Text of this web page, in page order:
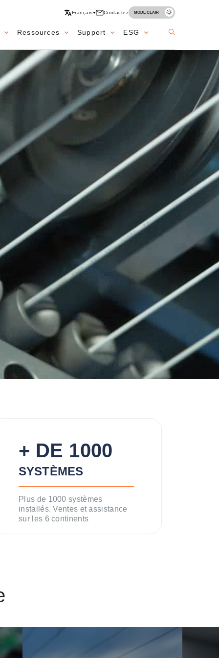
Français Contactez MODE CLAIR
Ressources Support ESG
+ DE 1000
SYSTÈMES
Plus de 1000 systèmes
installés. Ventes et assistance
sur les 6 continents